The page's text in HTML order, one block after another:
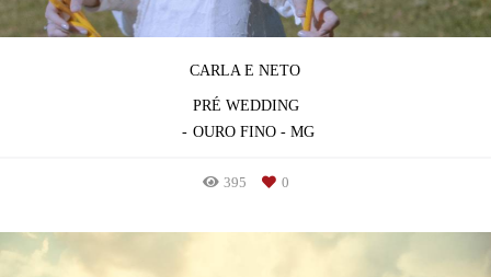
CARLA E NETO
PRÉ WEDDING
OURO FINO - MG
395 0